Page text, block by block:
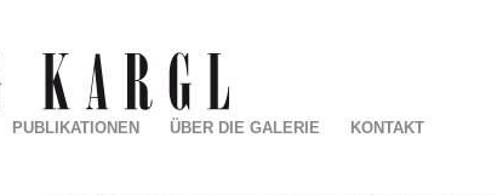
PUBLIKATIONEN ÜBER DIE GALERIE KONTAKT